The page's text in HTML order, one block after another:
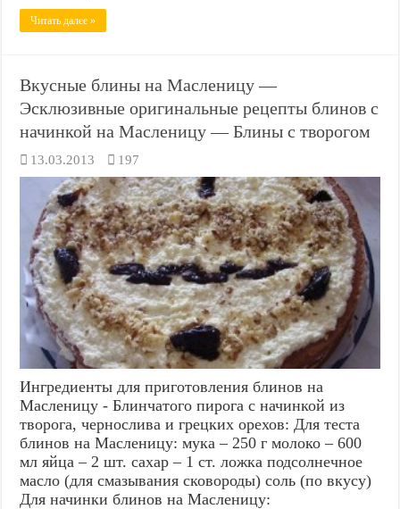
Читать далее »
Вкусные блины на Масленицу —
Эсклюзивные оригинальные рецепты блинов с
начинкой на Масленицу — Блины с творогом
13.03.2013 197
Ингредиенты для приготовления блинов на
Масленицу - Блинчатого пирога с начинкой из
творога, чернослива и грецких орехов: Для теста
блинов на Масленицу: мука – 250 г молоко – 600
мл яйца – 2 шт. сахар – 1 ст. ложка подсолнечное
масло (для смазывания сковороды) соль (по вкусу)
Для начинки блинов на Масленицу: